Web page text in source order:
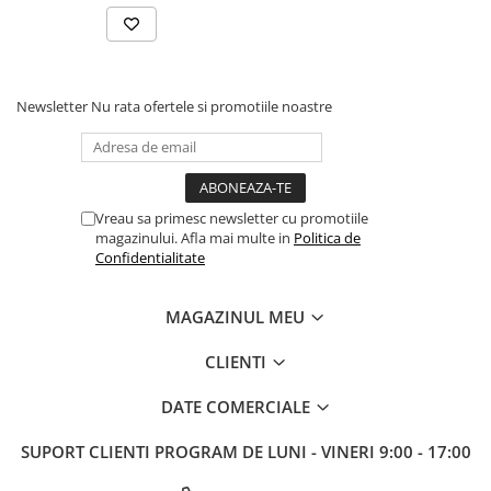
Coaching & mentorat permanent
Legitimare la Federatia Romana de Sah
Durata: 2 luni
Nivel: Oricine cu pasiune pentru sah, de la entuziasti la visatori
cu potential real
Experienta pentru o persoana
Newsletter Nu rata ofertele si promotiile noastre
Vreau sa primesc newsletter cu promotiile
magazinului. Afla mai multe in Politica de
Confidentialitate
MAGAZINUL MEU
CLIENTI
DATE COMERCIALE
SUPORT CLIENTI PROGRAM DE LUNI - VINERI 9:00 - 17:00